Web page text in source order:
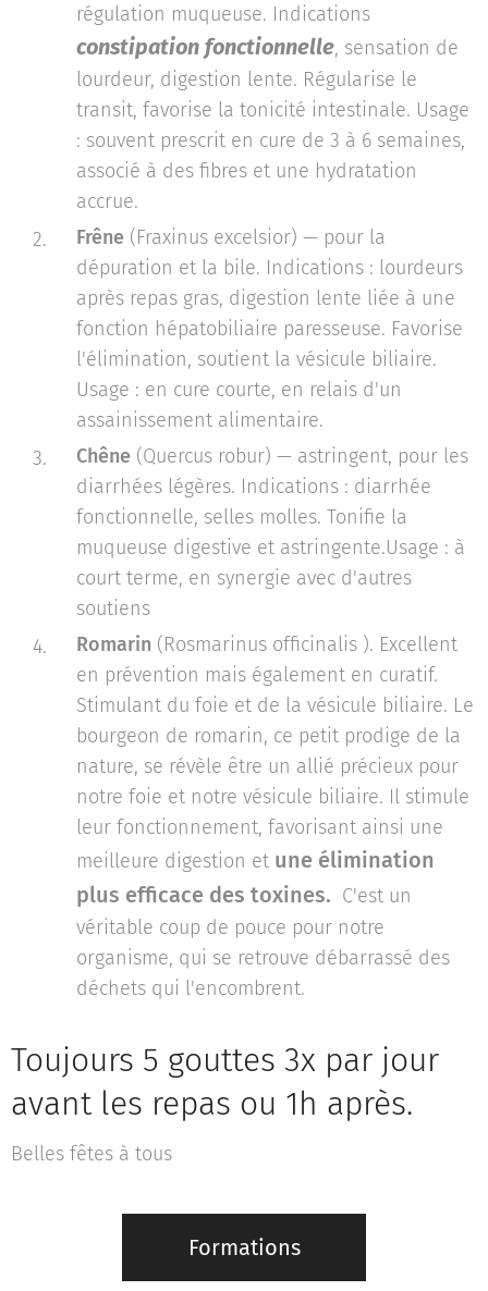
régulation muqueuse. Indications
constipation fonctionnelle, sensation de
lourdeur, digestion lente. Régularise le
transit, favorise la tonicité intestinale. Usage
: souvent prescrit en cure de 3 à 6 semaines,
associé à des fibres et une hydratation
accrue.
Frêne (Fraxinus excelsior) — pour la
dépuration et la bile. Indications : lourdeurs
après repas gras, digestion lente liée à une
fonction hépatobiliaire paresseuse. Favorise
l'élimination, soutient la vésicule biliaire.
Usage : en cure courte, en relais d'un
assainissement alimentaire.
Chêne (Quercus robur) — astringent, pour les
diarrhées légères. Indications : diarrhée
fonctionnelle, selles molles. Tonifie la
muqueuse digestive et astringente.Usage : à
court terme, en synergie avec d'autres
soutiens
Romarin (Rosmarinus officinalis ). Excellent
en prévention mais également en curatif.
Stimulant du foie et de la vésicule biliaire. Le
bourgeon de romarin, ce petit prodige de la
nature, se révèle être un allié précieux pour
notre foie et notre vésicule biliaire. Il stimule
leur fonctionnement, favorisant ainsi une
meilleure digestion et une élimination
plus efficace des toxines. C'est un
véritable coup de pouce pour notre
organisme, qui se retrouve débarrassé des
déchets qui l'encombrent.
Toujours 5 gouttes 3x par jour
avant les repas ou 1h après.
Belles fêtes à tous
Formations